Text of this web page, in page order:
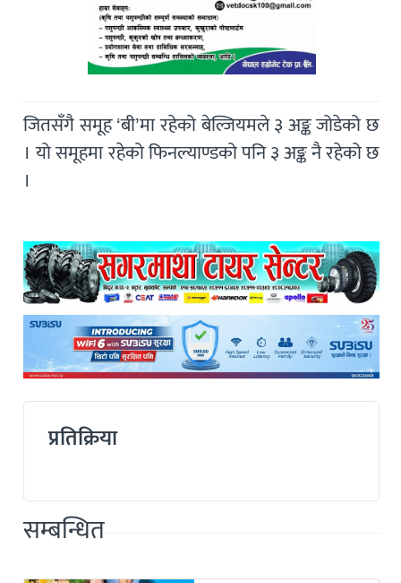
जितसँगै समूह ‘बी’मा रहेको बेल्जियमले ३ अङ्क जोडेको छ
। यो समूहमा रहेको फिनल्याण्डको पनि ३ अङ्क नै रहेको छ
।
प्रतिक्रिया
सम्बन्धित